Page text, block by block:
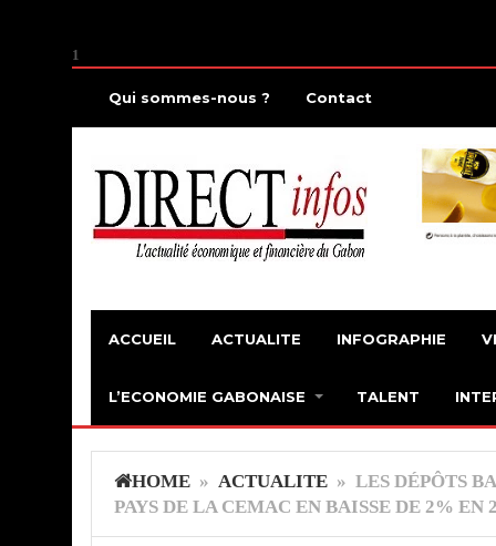
1
Qui sommes-nous ? Contact
ACCUEIL ACTUALITE INFOGRAPHIE
L’ECONOMIE GABONAISE TALENT
HOME » ACTUALITE » LES DÉPÔTS
PAYS DE LA CEMAC EN BAISSE DE 2% EN